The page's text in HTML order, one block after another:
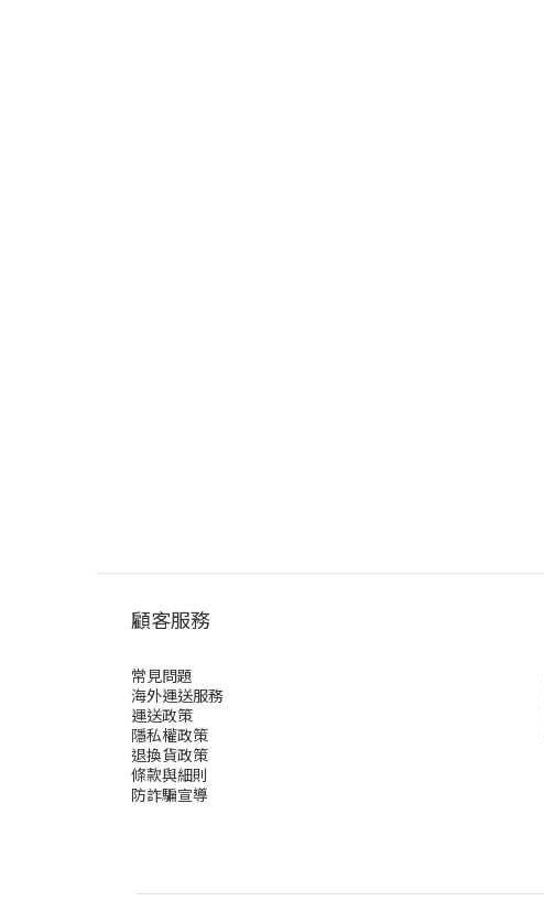
顧客服務
常見問題
海外運送服務
運送政策
隱私權政策
退換貨政策
條款與細則
防詐騙宣導